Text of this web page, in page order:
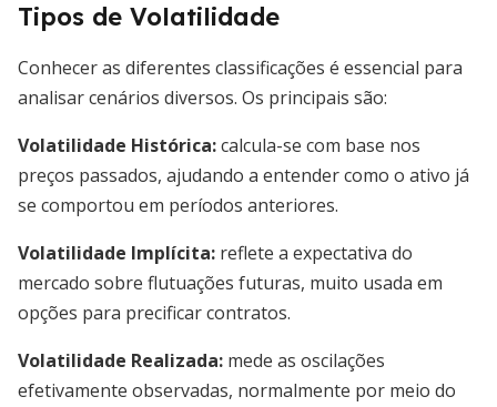
Tipos de Volatilidade
Conhecer as diferentes classificações é essencial para
analisar cenários diversos. Os principais são:
Volatilidade Histórica:calcula-se com base nos
preços passados, ajudando a entender como o ativo já
se comportou em períodos anteriores.
Volatilidade Implícita: reflete a expectativa do
mercado sobre flutuações futuras, muito usada em
opções para precificar contratos.
Volatilidade Realizada: mede as oscilações
efetivamente observadas, normalmente por meio do